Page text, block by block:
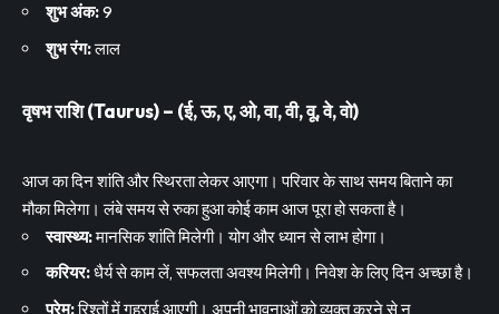
शुभ अंक:9
शुभ रंग:लाल
वृषभ राशि (Taurus) – (ई, ऊ, ए, ओ, वा, वी, वू, वे, वो)
आज का दिन शांति और स्थिरता लेकर आएगा। परिवार के साथ समय बिताने का
मौका मिलेगा। लंबे समय से रुका हुआ कोई काम आज पूरा हो सकता है।
स्वास्थ्य:मानसिक शांति मिलेगी। योग और ध्यान से लाभ होगा।
करियर:धैर्य से काम लें, सफलता अवश्य मिलेगी। निवेश के लिए दिन अच्छा है।
प्रेम:रिश्तों में गहराई आएगी। अपनी भावनाओं को व्यक्त करने से न